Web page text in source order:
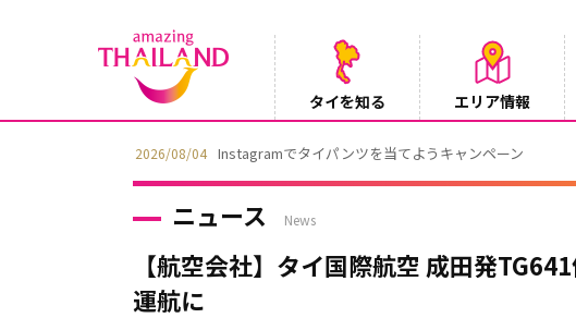
タイを知る エリア情報
2026/08/03 【鉄道】バンコクーアユタヤを結ぶ冷房列車「SRT
ニュース News
【航空会社】タイ国際航空 成田発
運航に